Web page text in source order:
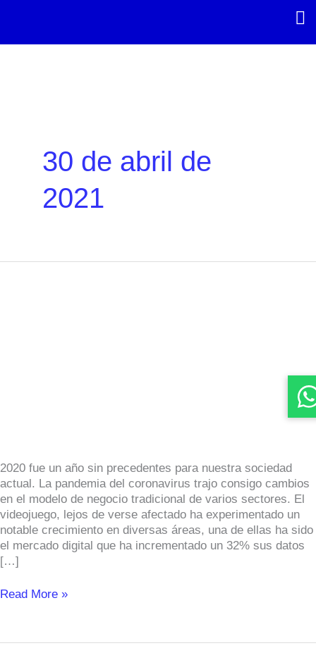
contenido
30 de abril de
2021
2020 fue un año sin precedentes para nuestra sociedad
actual. La pandemia del coronavirus trajo consigo cambios
en el modelo de negocio tradicional de varios sectores. El
videojuego, lejos de verse afectado ha experimentado un
notable crecimiento en diversas áreas, una de ellas ha sido
el mercado digital que ha incrementado un 32% sus datos
[…]
el
ejercicio
anterior
Read More »